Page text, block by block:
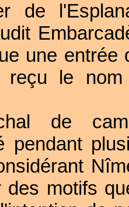
de
une
reçu le nom
de
pendant
des motifs